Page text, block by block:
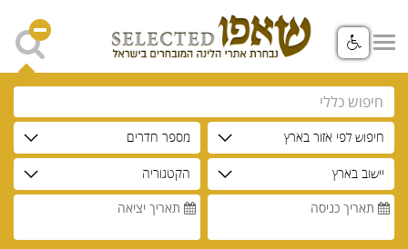
חיפוש לפי אזור בארץ מספר חדרים
יישוב בארץ
הקטגוריה
תאריך כניסה
תאריך יציאה